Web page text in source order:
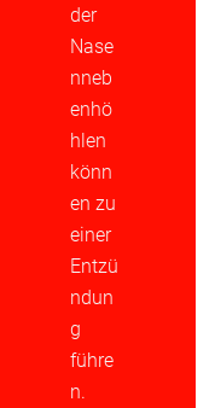
der
Nase
nneb
enhö
hlen
könn
en zu
einer
Entzü
ndun
g
führe
n.